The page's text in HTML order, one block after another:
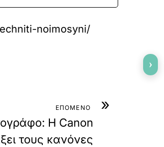
noimosyni/
»
ΕΠΟΜΕΝΟ
Η Canon
τους κανόνες
›